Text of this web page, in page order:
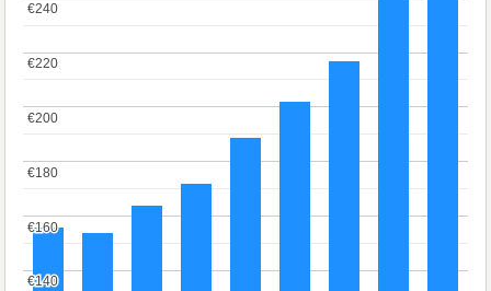
€140
€140
€160
€160
€180
€180
€200
€200
€220
€220
€240
€240